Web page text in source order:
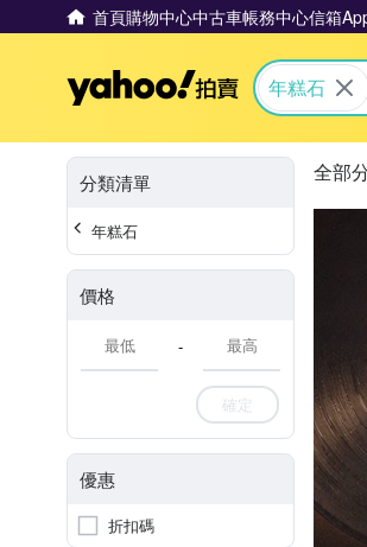
首頁購物中心中古車帳務中心信箱
Yahoo拍賣
年糕石
分類清單
年糕石
價格
-
確定
優惠
折扣碼